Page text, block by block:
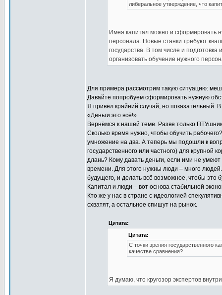
либеральное утверждение, что
Имея капитал можно и сформировать
персонала. Новые станки требуют
государства. В том числе и
организовать обучение нужного
Для примера рассмотрим такую ситуацию:
Давайте попробуем сформировать нужную
Я привёл крайний случай, но показательный.
«Деньги это всё!»
Вернёмся к нашей теме. Разве только
Сколько время нужно, чтобы обучить
умножение на два. А теперь мы подошли к
государственного или частного) для
длань? Кому давать деньги, если ими не
времени. Для этого нужны люди – много
будущего, и делать всё возможное, чтобы
Капитал и люди – вот основа стабильной
Кто же у нас в стране с идеологией
схватят, а остальное спишут на рынок.
Цитата:
Цитата:
С точки зрения государственного
качестве сравнения?
Я думаю, что кругозор экспертов